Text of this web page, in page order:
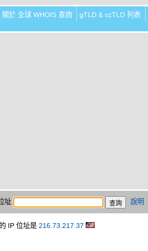
關於 全球 WHOIS 查詢 gTLD & ccTLD 列表
址 說明
IP 位址是 216.73.217.37